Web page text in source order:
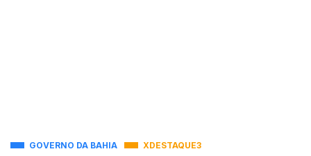
GOVERNO DA BAHIA XDESTAQUE3